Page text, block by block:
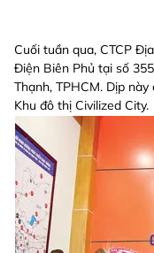
Cuối tuần qua, CTCP
Điện Biên Phủ tại số
Thạnh, TPHCM. Dịp
Khu đô thị Civilized City.